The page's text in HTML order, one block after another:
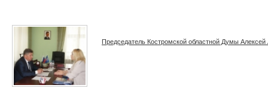
Председатель Костромской областной Думы